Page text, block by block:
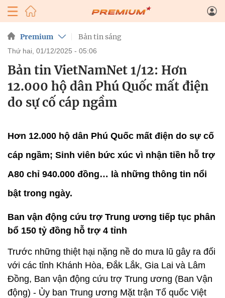
Premium Bản tin sáng
thứ hai, 01/12/2025 - 05:06
Bản tin VietNamNet 1/12: Hơn
12.000 hộ dân Phú Quốc mất điện
do sự cố cáp ngầm
Hơn 12.000 hộ dân Phú Quốc mất điện do sự cố
cáp ngầm; Sinh viên bức xúc vì nhận tiền hỗ trợ
A80 chỉ 940.000 đồng… là những thông tin nổi
bật trong ngày.
Ban vận động cứu trợ Trung ương tiếp tục phân
bổ 150 tỷ đồng hỗ trợ 4 tỉnh
Trước những thiệt hại nặng nề do mưa lũ gây ra đối
với các tỉnh Khánh Hòa, Đắk Lắk, Gia Lai và Lâm
Đồng, Ban vận động cứu trợ Trung ương (Ban Vận
động) - Ủy ban Trung ương Mặt trận Tổ quốc Việt